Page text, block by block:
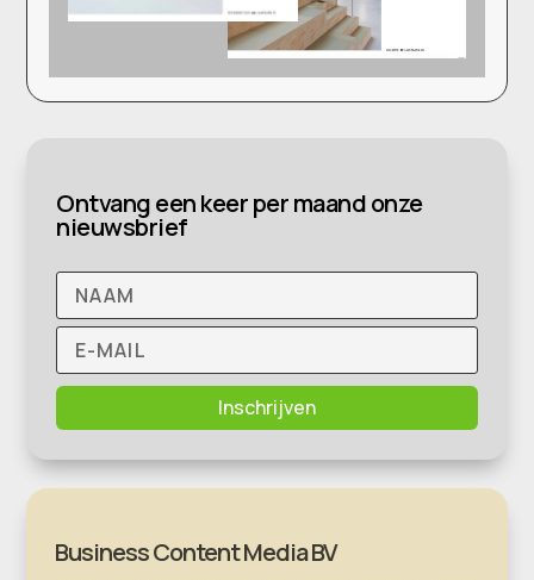
Ontvang een keer per maand onze
nieuwsbrief
Inschrijven
Business Content Media BV